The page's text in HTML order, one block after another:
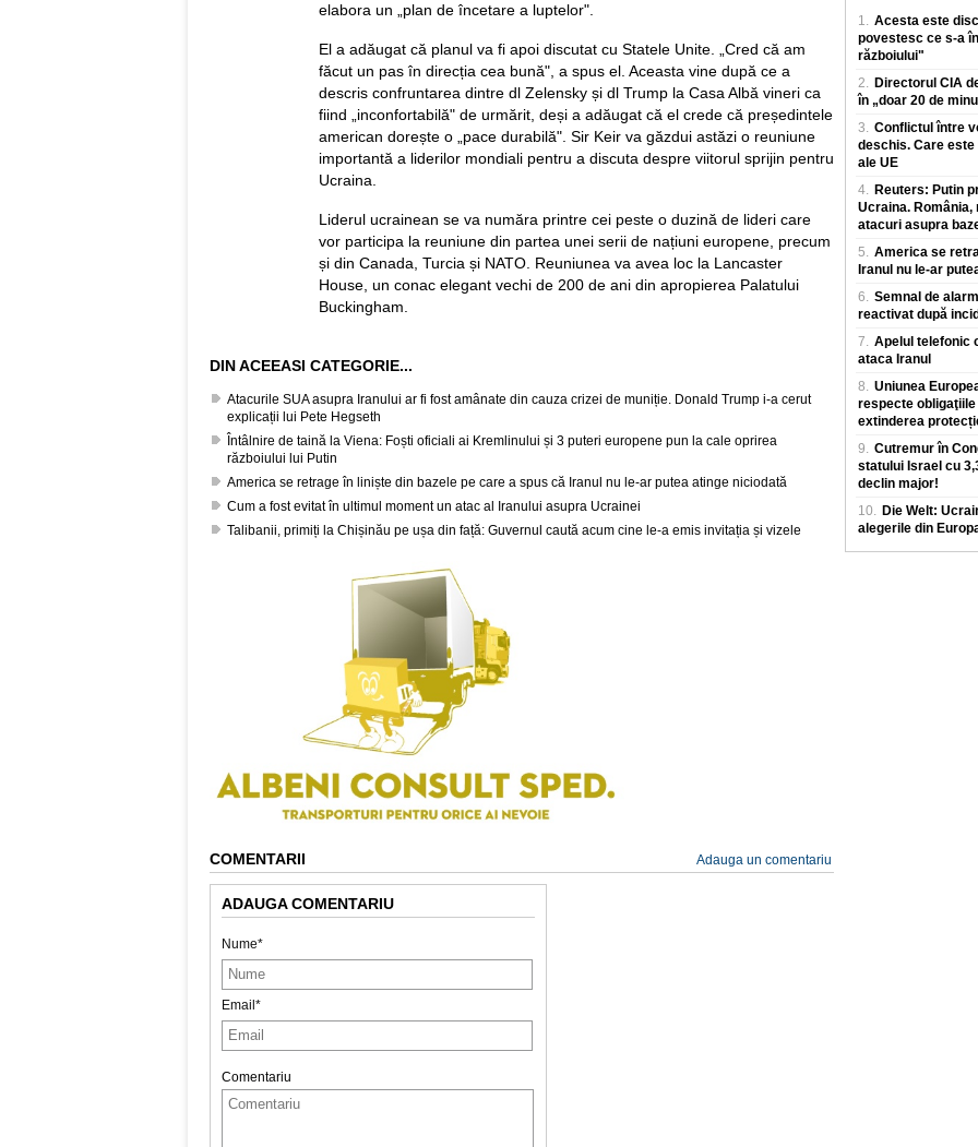
elabora un „plan de încetare a luptelor".
El a adăugat că planul va fi apoi discutat cu Statele Unite. „Cred că am
făcut un pas în direcția cea bună", a spus el. Aceasta vine după ce a
descris confruntarea dintre dl Zelensky și dl Trump la Casa Albă vineri ca
fiind „inconfortabilă" de urmărit, deși a adăugat că el crede că președintele
american dorește o „pace durabilă". Sir Keir va găzdui astăzi o reuniune
importantă a liderilor mondiali pentru a discuta despre viitorul sprijin pentru
Ucraina.
Liderul ucrainean se va număra printre cei peste o duzină de lideri care
vor participa la reuniune din partea unei serii de națiuni europene, precum
și din Canada, Turcia și NATO. Reuniunea va avea loc la Lancaster
House, un conac elegant vechi de 200 de ani din apropierea Palatului
Buckingham.
DIN ACEEASI CATEGORIE...
Atacurile SUA asupra Iranului ar fi fost amânate din cauza crizei de muniție. Donald Trump i-a cerut
explicații lui Pete Hegseth
Întâlnire de taină la Viena: Foști oficiali ai Kremlinului și 3 puteri europene pun la cale oprirea
războiului lui Putin
America se retrage în liniște din bazele pe care a spus că Iranul nu le-ar putea atinge niciodată
Cum a fost evitat în ultimul moment un atac al Iranului asupra Ucrainei
Talibanii, primiți la Chișinău pe ușa din față: Guvernul caută acum cine le-a emis invitația și vizele
COMENTARII Adauga un comentariu
ADAUGA COMENTARIU
Nume*
Email*
Comentariu
iulie unitatea 1 a
Amenzi pentru
drumului. Unde
producerii unor
Polițiștii rutieri au
fructe sau celor
de sezon, dupa ce
1. Acesta este
povestesc ce s-a
războiului"
2. Directorul CIA
în „doar 20 de
3. Conflictul între
deschis. Care
ale UE
4. Reuters: Putin
Ucraina.
atacuri asupra
5. America se
Iranul nu le-ar
6. Semnal de
reactivat după
7. Apelul telefonic
ataca Iranul
8. Uniunea
respecte
extinderea
9. Cutremur în
statului Israel cu
declin major!
10. Die Welt:
alegerile din